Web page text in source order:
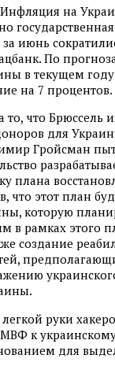
на
июнь
По
в текущем
на 7 процентов.
то, что Брюссель
для
Гройсман
плана
что этот план
которую
рамках этого
создание
руки
к
для